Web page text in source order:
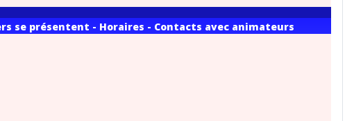
se présentent - Horaires - Contacts avec animateurs